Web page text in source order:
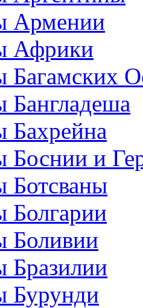
Армении
Африки
Бахрейна
Боснии и
Ботсваны
Болгарии
Боливии
Бразилии
Бурунди